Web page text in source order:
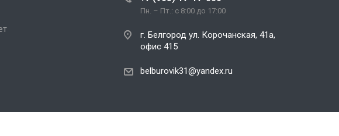
Пн. – Пт.: с 8:00 до 17:00
г. Белгород ул. Корочанская, 41а,
офис 415
belburovik31@yandex.ru